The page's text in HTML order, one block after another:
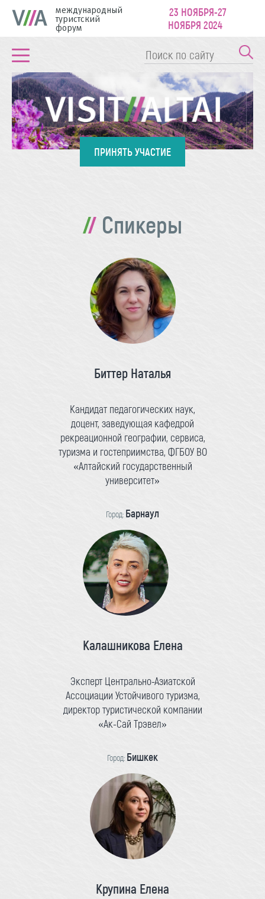
международный
туристский
форум
23 НОЯБРЯ-27
НОЯБРЯ 2024
ПРИНЯТЬ УЧАСТИЕ
Спикеры
Биттер Наталья
Кандидат педагогических наук,
доцент, заведующая кафедрой
рекреационной географии, сервиса,
туризма и гостеприимства, ФГБОУ ВО
«Алтайский государственный
университет»
Город: Барнаул
Калашникова Елена
Эксперт Центрально-Азиатской
Ассоциации Устойчивого туризма,
директор туристической компании
«Ак-Сай Трэвел»
Город: Бишкек
Крупина Елена